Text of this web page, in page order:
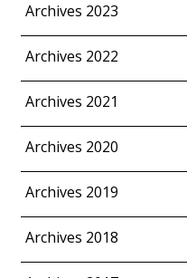
Archives 2023
Archives 2022
Archives 2021
Archives 2020
Archives 2019
Archives 2018